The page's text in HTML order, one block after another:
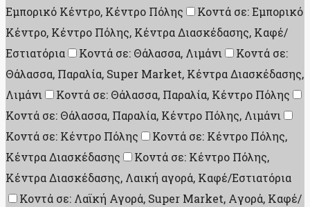
Εμπορικό Κέντρο, Κέντρο Πόλης
Κοντά σε: Εμπορικό
Κέντρο, Κέντρο Πόλης, Κέντρα Διασκέδασης, Καφέ/
Εστιατόρια
Κοντά σε: Θάλασσα, Λιμάνι
Κοντά σε:
Θάλασσα, Παραλία, Super Market, Κέντρα Διασκέδασης,
Λιμάνι
Κοντά σε: Θάλασσα, Παραλία, Κέντρο Πόλης
Κοντά σε: Θάλασσα, Παραλία, Κέντρο Πόλης, Λιμάνι
Κοντά σε: Κέντρο Πόλης
Κοντά σε: Κέντρο Πόλης,
Κέντρα Διασκέδασης
Κοντά σε: Κέντρο Πόλης,
Κέντρα Διασκέδασης, Λαική αγορά, Καφέ/Εστιατόρια
Κοντά σε: Λαϊκή Αγορά, Super Market, Aγορά, Καφέ/